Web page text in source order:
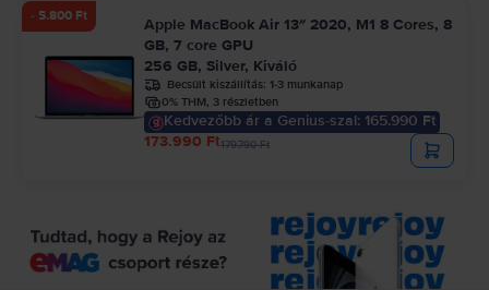
- 5.800 Ft
Apple MacBook Air 13″ 2020, M1 8 Cores, 8
GB, 7 core GPU
256 GB, Silver, Kiváló
Becsült kiszállítás: 1-3 munkanap
0% THM, 3 részletben
Kedvezőbb ár a Genius-szal: 165.990 Ft
173.990 Ft179.790 Ft